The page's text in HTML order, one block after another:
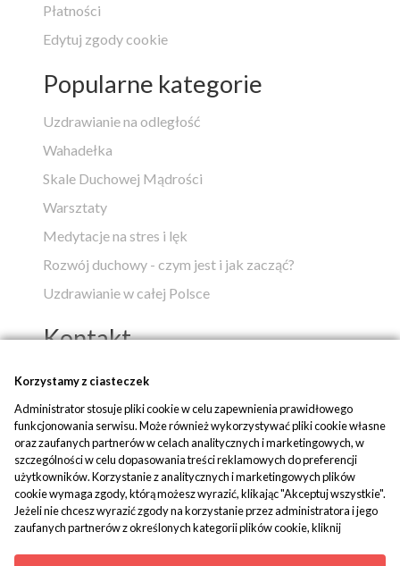
Płatności
Edytuj zgody cookie
Popularne kategorie
Uzdrawianie na odległość
Wahadełka
Skale Duchowej Mądrości
Warsztaty
Medytacje na stres i lęk
Rozwój duchowy - czym jest i jak zacząć?
Uzdrawianie w całej Polsce
Kontakt
Popko - Centrum Medytacji i Uzdrawiania
ul. Piaskowa 1
42-700 Rusinowice
tel:+48 509 580 042
mail:biuro@popko.pl
Media społecznościowe:
YouTube|Facebook|Instagram
Korzystamy z ciasteczek
Administrator stosuje pliki cookie w celu zapewnienia prawidłowego
funkcjonowania serwisu. Może również wykorzystywać pliki cookie własne
oraz zaufanych partnerów w celach analitycznych i marketingowych, w
szczególności w celu dopasowania treści reklamowych do preferencji
użytkowników. Korzystanie z analitycznych i marketingowych plików
cookie wymaga zgody, którą możesz wyrazić, klikając "Akceptuj wszystkie".
Jeżeli nie chcesz wyrazić zgody na korzystanie przez administratora i jego
zaufanych partnerów z określonych kategorii plików cookie, kliknij
można wycofać w każdym momencie poprzez zmianę preferencji plików